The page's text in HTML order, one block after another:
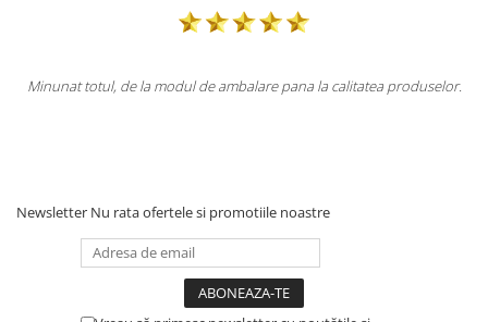
de la modul de ambalare pana la calitatea produselor. Totul la
Newsletter Nu rata ofertele si promotiile noastre